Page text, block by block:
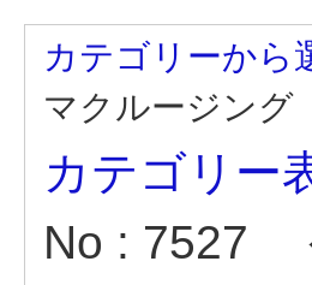
カテゴリーから
マクルージン
カテゴリー
No : 7527